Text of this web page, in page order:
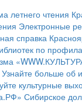
летнего чтения
Электронные
справка
по
Узнайте больше об
культурные
Сибирское